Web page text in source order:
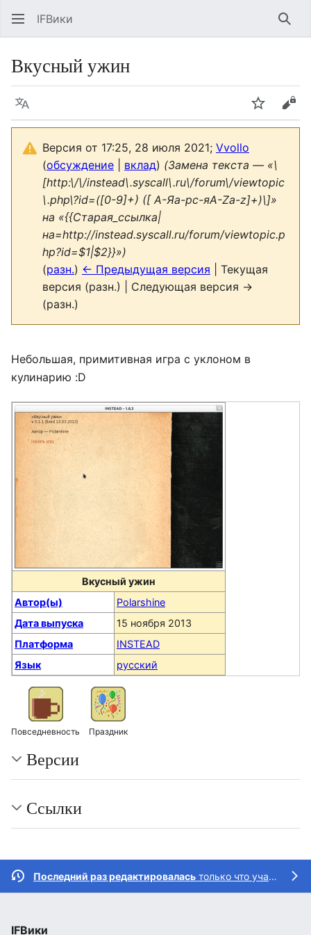
IFВики
Вкусный ужин
Язык Следить
Версия от 17:25, 28 июля 2021; Vvollo
(обсуждение вклад) (Замена текста — «\
[http:\/\/instead\.syscall\.ru\/forum\/viewtopic
\.php\?id=([0-9]+) ([ А-Яа-рс-яA-Za-z]+)\]»
на «{{Старая_ссылка|
на=http://instead.syscall.ru/forum/viewtopic.p
hp?id=$1|$2}}»)
(разн.) ← Предыдущая версия | Текущая
версия (разн.) | Следующая версия →
(разн.)
Небольшая, примитивная игра с уклоном в
кулинарию :D
Вкусный ужин
Автор(ы)
Polarshine
Дата выпуска
15 ноября 2013
Платформа
INSTEAD
Язык
русский
Повседневность Праздник
Версии
Ссылки
Последний раз редактировалась только что участником
IFВики